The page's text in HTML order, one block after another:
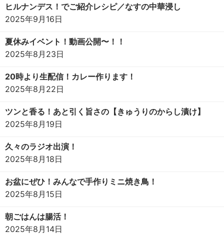
ヒルナンデス！でご紹介レシピ／なすの中華浸し
2025年9月16日
夏休みイベント！動画公開〜！！
2025年8月23日
20時より生配信！カレー作ります！
2025年8月22日
ツンと香る！あと引く旨さの【きゅうりのからし漬け】
2025年8月19日
久々のラジオ出演！
2025年8月18日
お盆にぜひ！みんなで手作りミニ焼き鳥！
2025年8月15日
朝ごはんは腸活！
2025年8月14日